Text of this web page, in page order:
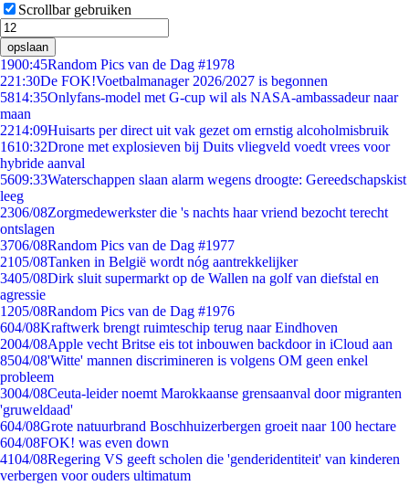
Scrollbar gebruiken
opslaan
1900:45Random Pics van de Dag #1978
221:30De FOK!Voetbalmanager 2026/2027 is begonnen
5814:35Onlyfans-model met G-cup wil als NASA-ambassadeur naar
maan
2214:09Huisarts per direct uit vak gezet om ernstig alcoholmisbruik
1610:32Drone met explosieven bij Duits vliegveld voedt vrees voor
hybride aanval
5609:33Waterschappen slaan alarm wegens droogte: Gereedschapskist
leeg
2306/08Zorgmedewerkster die 's nachts haar vriend bezocht terecht
ontslagen
3706/08Random Pics van de Dag #1977
2105/08Tanken in België wordt nóg aantrekkelijker
3405/08Dirk sluit supermarkt op de Wallen na golf van diefstal en
agressie
1205/08Random Pics van de Dag #1976
604/08Kraftwerk brengt ruimteschip terug naar Eindhoven
2004/08Apple vecht Britse eis tot inbouwen backdoor in iCloud aan
8504/08'Witte' mannen discrimineren is volgens OM geen enkel
probleem
3004/08Ceuta-leider noemt Marokkaanse grensaanval door migranten
'gruweldaad'
604/08Grote natuurbrand Boschhuizerbergen groeit naar 100 hectare
604/08FOK! was even down
4104/08Regering VS geeft scholen die 'genderidentiteit' van kinderen
verbergen voor ouders ultimatum